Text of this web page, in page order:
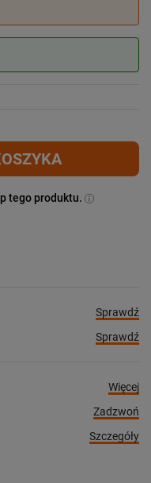
tego produktu.
Sprawdź
Sprawdź
Więcej
Zadzwoń
Szczegóły